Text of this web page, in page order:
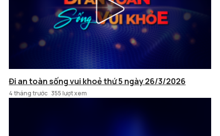
Đi an toàn sống vui khoẻ thứ 5 ngày 26/3/2026
4 tháng trước 355 lượt xem